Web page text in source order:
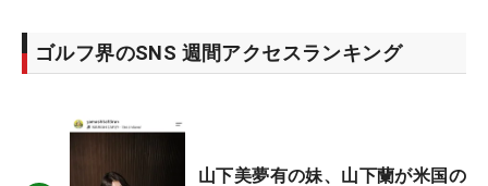
ゴルフ界のSNS 週間アクセスランキング
山下美夢有の妹、山下蘭が米国の